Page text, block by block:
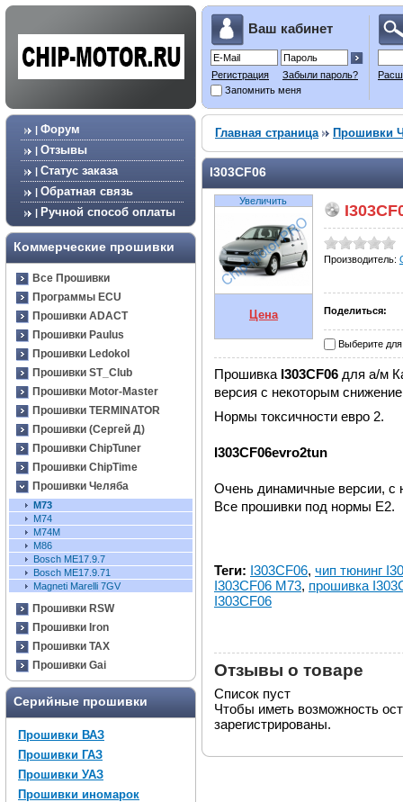
Ваш кабинет
Регистрация
Забыли пароль?
Запомнить меня
| Форум
| Отзывы
| Статус заказа
| Обратная связь
| Ручной способ оплаты
Коммерческие прошивки
Все Прошивки
Программы ECU
Прошивки ADACT
Прошивки Paulus
Прошивки Ledokol
Прошивки ST_Club
Прошивки Motor-Master
Прошивки TERMINATOR
Прошивки (Сергей Д)
Прошивки ChipTuner
Прошивки ChipTime
Прошивки Челяба
М73
M74
M74M
M86
Bosch ME17.9.7
Bosch ME17.9.71
Magneti Marelli 7GV
Прошивки RSW
Прошивки Iron
Прошивки TAX
Прошивки Gai
Серийные прошивки
Прошивки ВАЗ
Прошивки ГАЗ
Прошивки УАЗ
Прошивки иномарок
Главная страница Прошивки
I303CF06
Увеличить
Цена
Производитель:
Поделиться:
Выберите
Прошивка I303CF06 для а/м
версия с некоторым
Нормы токсичности евро 2.
I303CF06evro2tun
Очень динамичные версии, с
Все прошивки под нормы Е2.
Теги: I303CF06, чип тюнинг
I303CF06 М73, прошивка
I303CF06
Отзывы о товаре
Список пуст
Чтобы иметь возможность
зарегистрированы.